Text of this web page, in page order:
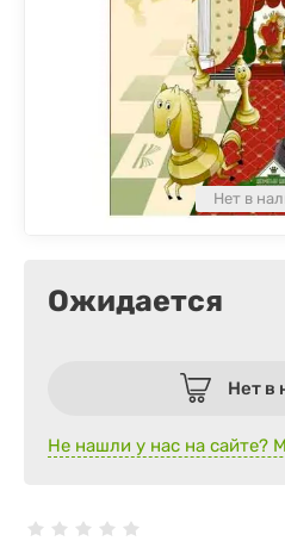
Нет в
Ожидается
Нет в
Не нашли у нас на сайте?